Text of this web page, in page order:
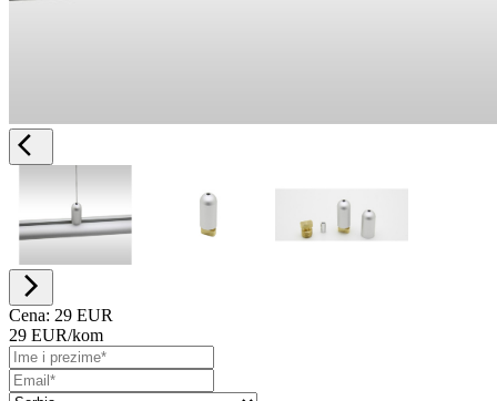
Cena: 29 EUR
29 EUR/kom